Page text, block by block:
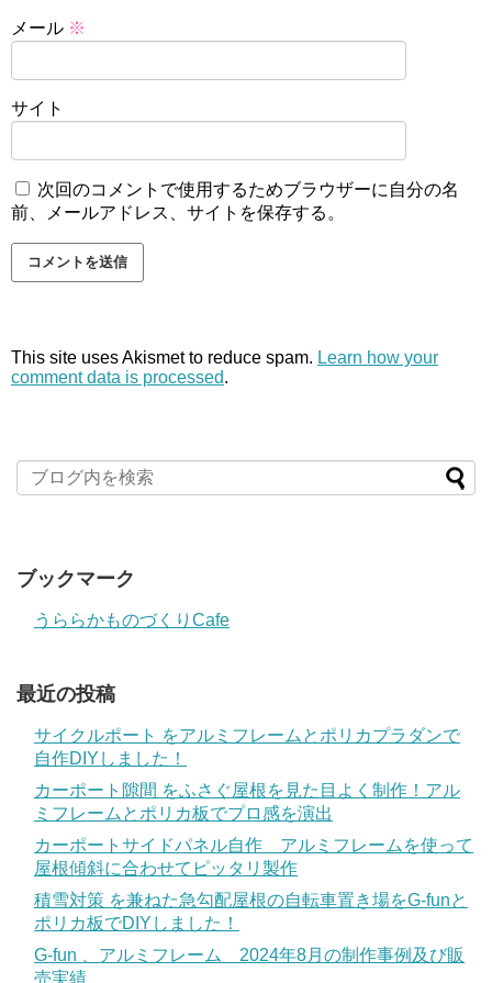
メール ※
サイト
次回のコメントで使用するためブラウザーに自分の名
前、メールアドレス、サイトを保存する。
This site uses Akismet to reduce spam. Learn how your
comment data is processed.
ブックマーク
うららかものづくりCafe
最近の投稿
サイクルポート をアルミフレームとポリカプラダンで
自作DIYしました！
カーポート隙間 をふさぐ屋根を見た目よく制作！アル
ミフレームとポリカ板でプロ感を演出
カーポートサイドパネル自作 アルミフレームを使って
屋根傾斜に合わせてピッタリ製作
積雪対策 を兼ねた急勾配屋根の自転車置き場をG-funと
ポリカ板でDIYしました！
G-fun 、アルミフレーム 2024年8月の制作事例及び販
売実績